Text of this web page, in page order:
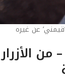
عن غيره
من الأزرار